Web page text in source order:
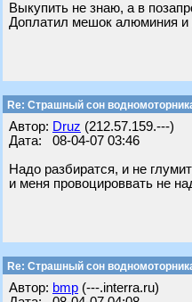
Выкупить не знаю, а в
Доплатил мешок алюминия
Re: Страшный сон
Автор: Druz (212.57.159.---)
Дата: 08-04-07 03:46
Надо разбиратся, и не
и меня провоцироввать не
Re: Страшный сон
Автор: bmp (---.interra.ru)